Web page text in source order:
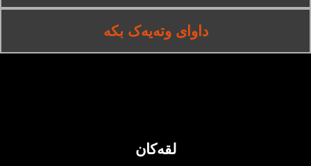
داوای وتەیەک بکە
لقەکان